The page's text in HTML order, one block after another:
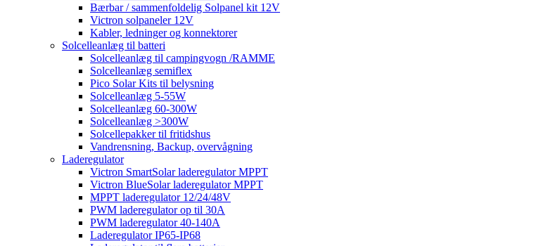
Bærbar / sammenfoldelig Solpanel kit 12V
Victron solpaneler 12V
Kabler, ledninger og konnektorer
Solcelleanlæg til batteri
Solcelleanlæg til campingvogn /RAMME
Solcelleanlæg semiflex
Pico Solar Kits til belysning
Solcelleanlæg 5-55W
Solcelleanlæg 60-300W
Solcelleanlæg >300W
Solcellepakker til fritidshus
Vandrensning, Backup, overvågning
Laderegulator
Victron SmartSolar laderegulator MPPT
Victron BlueSolar laderegulator MPPT
MPPT laderegulator 12/24/48V
PWM laderegulator op til 30A
PWM laderegulator 40-140A
Laderegulator IP65-IP68